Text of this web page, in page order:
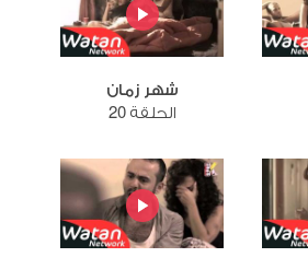
شهر زمان
الحلقة 20